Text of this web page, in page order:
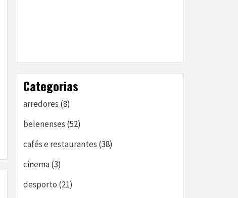
Categorias
arredores (8)
belenenses (52)
cafés e restaurantes (38)
cinema(3)
desporto (21)